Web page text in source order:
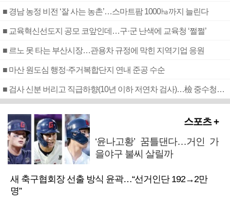
■ 경남 농정 비전 ‘잘 사는 농촌’…스마트팜 1000㏊까지 늘린다
■ 교육혁신선도지 공모 코앞인데…구·군 난색에 교육청 ‘쩔쩔’
■ 르노 못 타는 부산시장…관용차 규정에 막힌 지역기업 응원
■ 마산 원도심 행정·주거복합단지 연내 준공 수순
■ 검사 신분 버리고 직급하향(10년 이하 저연차 검사)…檢 중수청행 기피
스포츠 +
‘윤나고황’ 꿈틀댄다…거인 가
을야구 불씨 살릴까
새 축구협회장 선출 방식 윤곽…“선거인단 192→2만
명”